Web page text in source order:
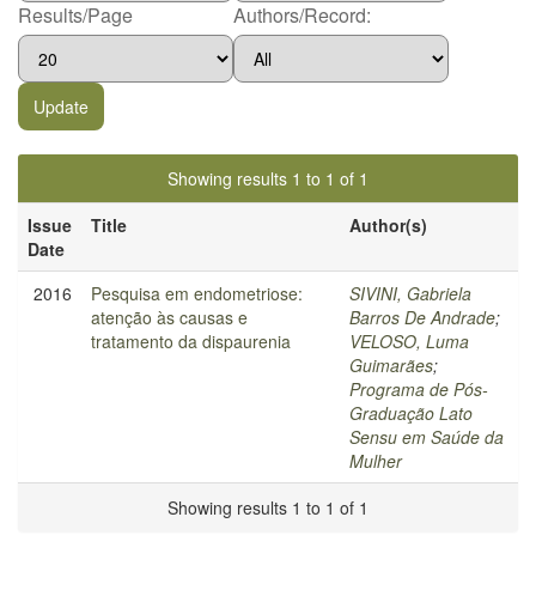
Results/Page Authors/Record:
Showing results 1 to 1 of 1
Issue
Date
Title Author(s)
2016
Pesquisa em endometriose:
atenção às causas e
tratamento da dispaurenia
SIVINI, Gabriela
Barros De Andrade;
VELOSO, Luma
Guimarães;
Programa de Pós-
Graduação Lato
Sensu em Saúde da
Mulher
Showing results 1 to 1 of 1